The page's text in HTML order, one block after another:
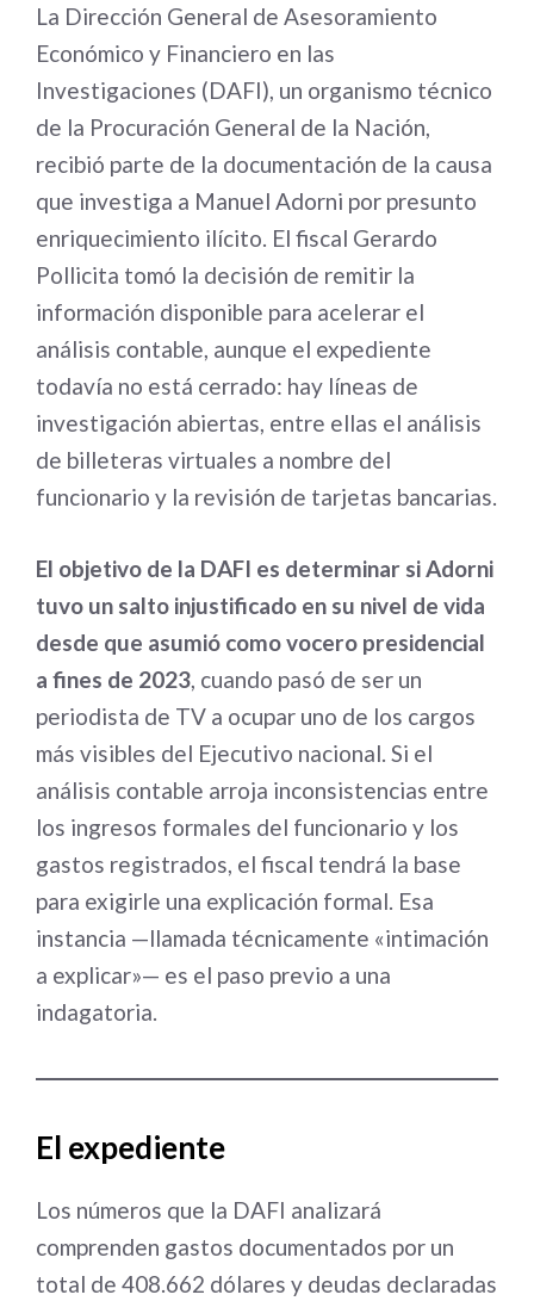
La Dirección General de Asesoramiento
Económico y Financiero en las
Investigaciones (DAFI), un organismo técnico
de la Procuración General de la Nación,
recibió parte de la documentación de la causa
que investiga a Manuel Adorni por presunto
enriquecimiento ilícito. El fiscal Gerardo
Pollicita tomó la decisión de remitir la
información disponible para acelerar el
análisis contable, aunque el expediente
todavía no está cerrado: hay líneas de
investigación abiertas, entre ellas el análisis
de billeteras virtuales a nombre del
funcionario y la revisión de tarjetas bancarias.
El objetivo de la DAFI es determinar si Adorni
tuvo un salto injustificado en su nivel de vida
desde que asumió como vocero presidencial
a fines de 2023 , cuando pasó de ser un
periodista de TV a ocupar uno de los cargos
más visibles del Ejecutivo nacional. Si el
análisis contable arroja inconsistencias entre
los ingresos formales del funcionario y los
gastos registrados, el fiscal tendrá la base
para exigirle una explicación formal. Esa
instancia —llamada técnicamente «intimación
a explicar»— es el paso previo a una
indagatoria.
El expediente
Los números que la DAFI analizará
comprenden gastos documentados por un
total de 408.662 dólares y deudas declaradas